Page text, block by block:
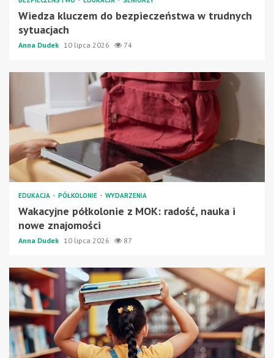
Wiedza kluczem do bezpieczeństwa w trudnych
sytuacjach
Anna Dudek 10 lipca 2026 74
EDUKACJA PÓŁKOLONIE WYDARZENIA
Wakacyjne półkolonie z MOK: radość, nauka i
nowe znajomości
Anna Dudek 10 lipca 2026 87